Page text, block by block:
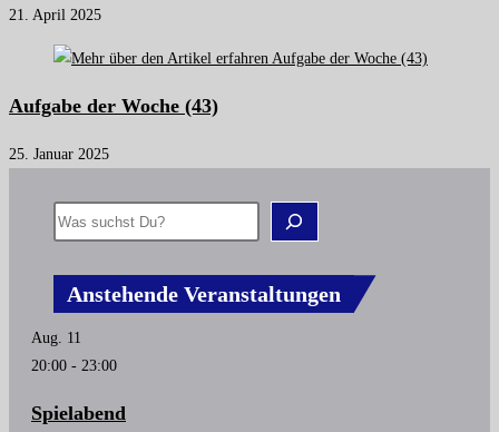
21. April 2025
Aufgabe der Woche (43)
25. Januar 2025
Anstehende Veranstaltungen
Aug. 11
20:00 - 23:00
Spielabend